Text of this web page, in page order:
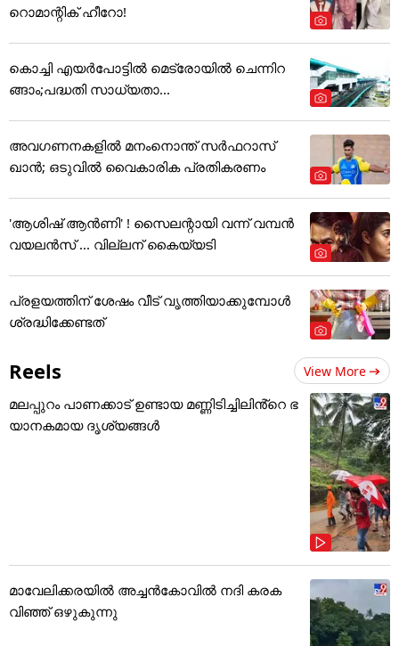
റൊമാന്റിക് ഹീറോ!
കൊച്ചി എയര്‍പോട്ടില്‍ മെട്രോയില്‍ ചെന്നിറ
ങ്ങാം;പദ്ധതി സാധ്യതാ...
അവഗണനകളില്‍ മനംനൊന്ത് സര്‍ഫറാസ്
ഖാന്‍; ഒടുവില്‍ വൈകാരിക പ്രതികരണം
'ആശിഷ് ആൻണി' ! സൈലന്റായി വന്ന് വമ്പൻ
വയലൻസ് ... വില്ലന് കൈയ്യടി
പ്രളയത്തിന് ശേഷം വീട് വൃത്തിയാക്കുമ്പോൾ
ശ്രദ്ധിക്കേണ്ടത്
Reels View More
മലപ്പുറം പാണക്കാട് ഉണ്ടായ മണ്ണിടിച്ചിലിൻ്റെ ഭ
യാനകമായ ദൃശ്യങ്ങൾ
മാവേലിക്കരയിൽ അച്ചൻകോവിൽ നദി കരക
വിഞ്ഞ് ഒഴുകുന്നു